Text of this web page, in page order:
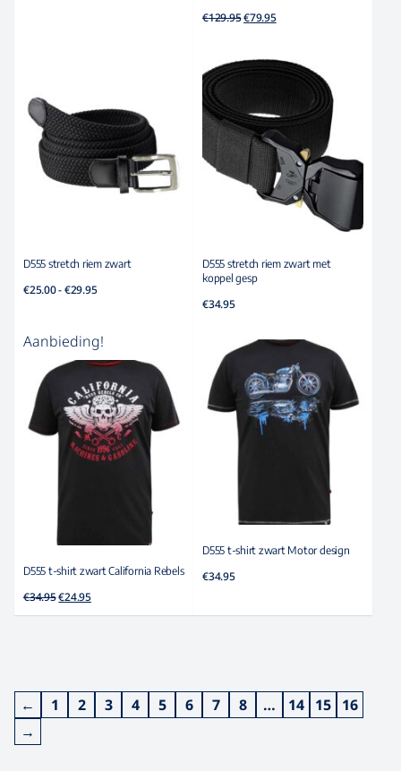
€129.95 Oorspronkelijke
prijs
€79.95Huidige
prijs
D555 stretch riem zwart
€25.00-€29.95Prijsklasse:
€25.00
D555 stretch riem zwart met
koppel gesp
€34.95
Aanbieding!
D555 t-shirt zwart California Rebels
€34.95 Oorspronkelijke
prijs
was:
€24.95Huidige
prijs
is:
D555 t-shirt zwart Motor design
€34.95
← 1 2 3 4 5 6 7 8 … 14 15 16
→